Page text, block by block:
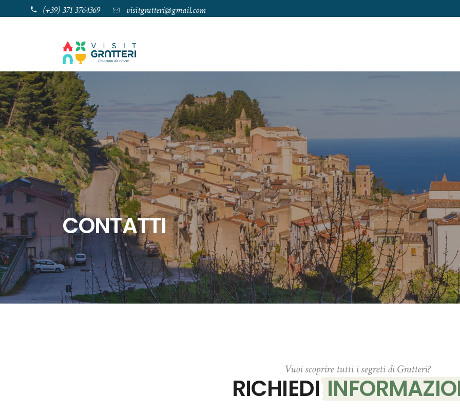
(+39) 371 3764369 visitgratteri@gmail.com
CONTATTI
Vuoi scoprire tutti i segreti di Gratteri?
RICHIEDI